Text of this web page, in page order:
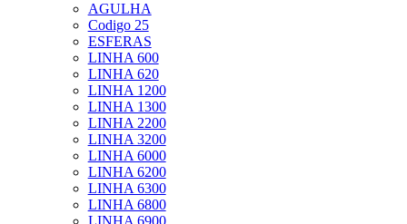
AGULHA
Codigo 25
ESFERAS
LINHA 600
LINHA 620
LINHA 1200
LINHA 1300
LINHA 2200
LINHA 3200
LINHA 6000
LINHA 6200
LINHA 6300
LINHA 6800